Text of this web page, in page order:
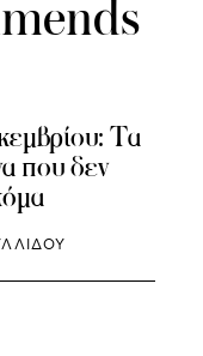
Τα
που δεν